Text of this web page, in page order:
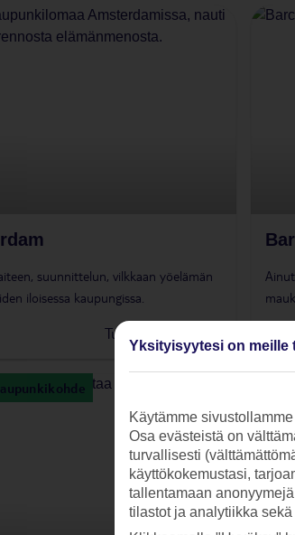
suunnittelun, vilkkaan yöelämän
iloisessa kaupungissa.
Tutustu ja varaa »
Yksityisyytesi on meille
Käytämme
Osa evästeistä on
turvallisesti
käyttökokemustasi,
tallentamaan
tilastot ja analytiikka